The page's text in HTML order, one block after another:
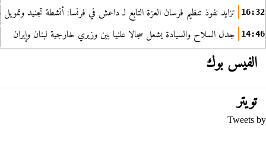
16:32 تزايد نفوذ تنظيم فرسان العزة التابع لـ داعش في فرنسا: أنشطة تجنيد
14:46 جدل السلاح والسيادة يشعل سجالا علنيا بين وزيري خارجية لبنان وإيران
الفيس بوك
تويتر
Tweets by